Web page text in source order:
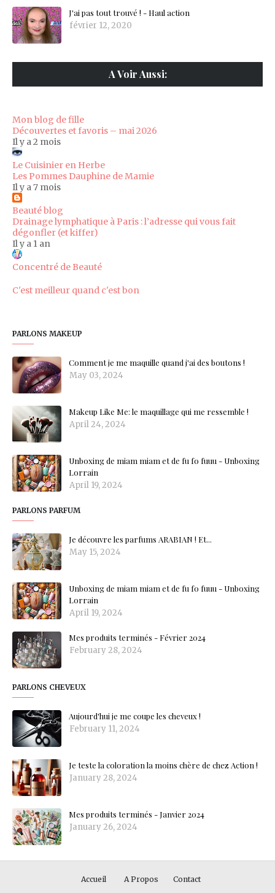
J'ai pas tout trouvé ! - Haul action
février 12, 2020
A Voir Aussi:
Mon blog de fille
Découvertes et favoris – mai 2026
Il y a 2 mois
Le Cuisinier en Herbe
Les Pommes Dauphine de Mamie
Il y a 7 mois
Beauté blog
Drainage lymphatique à Paris : l’adresse qui vous fait
dégonfler (et kiffer)
Il y a 1 an
Concentré de Beauté
C'est meilleur quand c'est bon
PARLONS MAKEUP
Comment je me maquille quand j'ai des boutons !
May 03, 2024
Makeup Like Me: le maquillage qui me ressemble !
April 24, 2024
Unboxing de miam miam et de fu fo fuuu - Unboxing
Lorrain
April 19, 2024
PARLONS PARFUM
Je découvre les parfums ARABIAN ! Et...
May 15, 2024
Unboxing de miam miam et de fu fo fuuu - Unboxing
Lorrain
April 19, 2024
Mes produits terminés - Février 2024
February 28, 2024
PARLONS CHEVEUX
Aujourd'hui je me coupe les cheveux !
February 11, 2024
Je teste la coloration la moins chère de chez Action !
January 28, 2024
Mes produits terminés - Janvier 2024
January 26, 2024
Accueil A Propos Contact